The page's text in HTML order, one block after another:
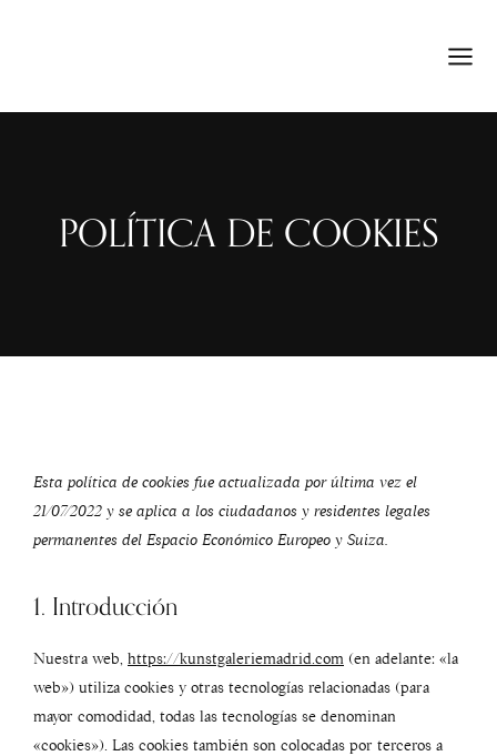
POLÍTICA DE COOKIES
Esta política de cookies fue actualizada por última vez el
21/07/2022 y se aplica a los ciudadanos y residentes legales
permanentes del Espacio Económico Europeo y Suiza.
1. Introducción
Nuestra web, https://kunstgaleriemadrid.com (en adelante: «la
web») utiliza cookies y otras tecnologías relacionadas (para
mayor comodidad, todas las tecnologías se denominan
«cookies»). Las cookies también son colocadas por terceros a